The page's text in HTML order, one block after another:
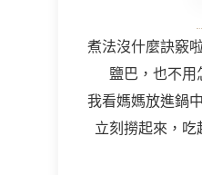
煮法沒什麼訣竅
鹽巴，也不用
我看媽媽放進鍋
立刻撈起來，吃